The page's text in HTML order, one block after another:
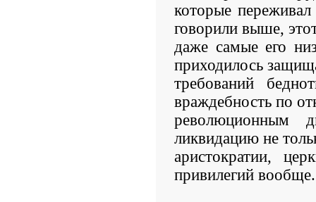
которые
говорили выше,
даже самые его
приходилось
требований
враждебность по
революционным
ликвидацию не
аристократии,
привилегий вообще.